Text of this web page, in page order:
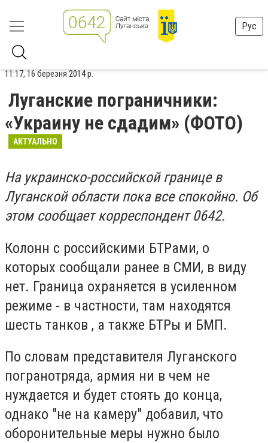
Рус
11:17, 16 березня 2014 р.
Луганские пограничники:
«Украину не сдадим» (ФОТО)
АКТУАЛЬНО
На украинско-российской границе в
Луганской области пока все спокойно. Об
этом сообщает корреспондент 0642.
Колонн с российскими БТРами, о
которых сообщали ранее в СМИ, в виду
нет. Граница охраняется в усиленном
режиме - в частности, там находятся
шесть танков , а также БТРы и БМП.
По словам представителя Луганского
погранотряда, армия ни в чем не
нуждается и будет стоять до конца,
однако "не на камеру" добавил, что
оборонительные меры нужно было